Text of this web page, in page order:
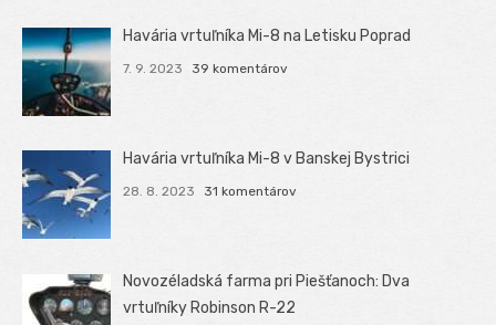
Havária vrtuľníka Mi-8 na Letisku Poprad
7. 9. 2023 39 komentárov
Havária vrtuľníka Mi-8 v Banskej Bystrici
28. 8. 2023 31 komentárov
Novozéladská farma pri Piešťanoch: Dva
vrtuľníky Robinson R-22